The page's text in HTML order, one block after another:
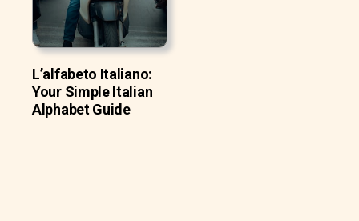
L’alfabeto Italiano:
Your Simple Italian
Alphabet Guide